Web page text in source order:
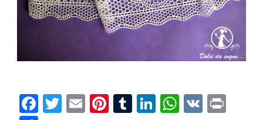
Facebook
Twitter
EmailPinterest
Tumblr
LinkedIn
VK